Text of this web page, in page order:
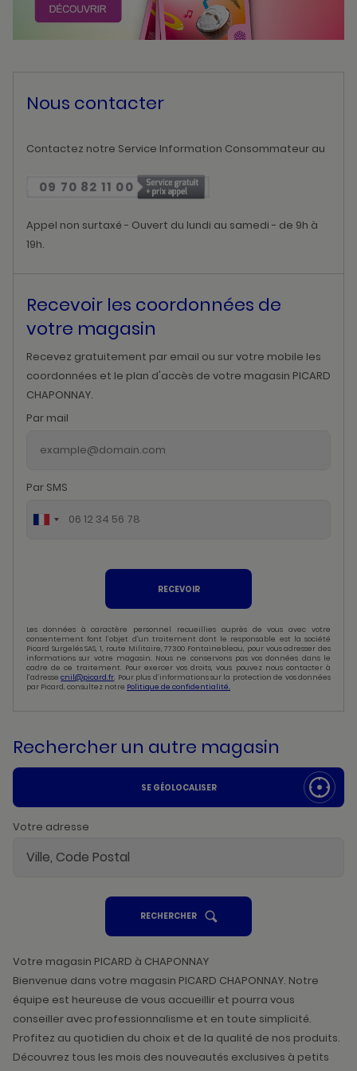
Nous contacter
Contactez notre Service Information Consommateur au
09 70 82 11 00
Appel non surtaxé - Ouvert du lundi au samedi - de 9h à
19h.
Recevoir les coordonnées de
votre magasin
Recevez gratuitement par email ou sur votre mobile les
coordonnées et le plan d'accès de votre magasin PICARD
CHAPONNAY.
Par mail
Par SMS
RECEVOIR
Les données à caractère personnel recueillies auprès de vous avec votre
consentement font l’objet d’un traitement dont le responsable est la société
Picard Surgelés SAS, 1, route Militaire, 77300 Fontainebleau, pour vous adresser des
informations sur votre magasin. Nous ne conservons pas vos données dans le
cadre de ce traitement. Pour exercer vos droits, vous pouvez nous contacter à
l’adressecnil@picard.fr. Pour plus d’informations sur la protection de vos données
par Picard, consultez notre Politique de confidentialité.
Rechercher un autre magasin
SE GÉOLOCALISER
Votre adresse
RECHERCHERUN
POINT
VENTE
Votre magasin PICARD à CHAPONNAY
Bienvenue dans votre magasin PICARD CHAPONNAY. Notre
équipe est heureuse de vous accueillir et pourra vous
conseiller avec professionnalisme et en toute simplicité.
Profitez au quotidien du choix et de la qualité de nos produits.
Découvrez tous les mois des nouveautés exclusives à petits